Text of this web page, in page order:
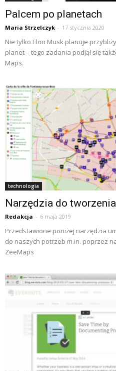
Palcem po planetach
Maria Strzelczyk - 17 stycznia 2020
Nie tylko Elon Musk planuje
planet – tego zadania podjął się
Maps.
technologia
Narzędzia do
Redakcja - 6 maja 2019
Przedstawione poniżej narzędzia
do naszych potrzeb m.in. poprzez
ZeeMaps